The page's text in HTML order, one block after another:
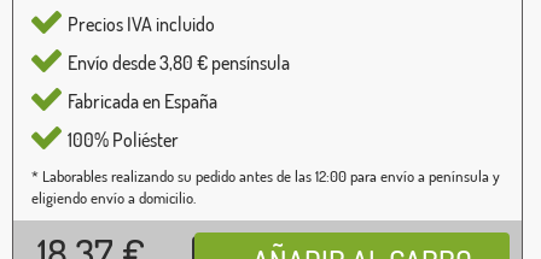
Precios IVA incluido
Envío desde 3,80 € pensínsula
Fabricada en España
100% Poliéster
* Laborables realizando su pedido antes de las 12:00 para envío a península y
eligiendo envío a domicilio.